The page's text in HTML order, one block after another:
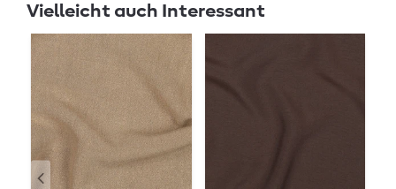
Vielleicht auch Interessant